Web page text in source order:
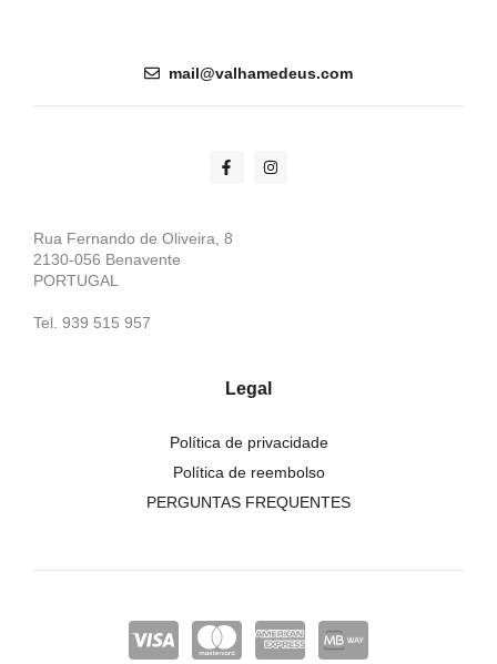
mail@valhamedeus.com
Rua Fernando de Oliveira, 8
2130-056 Benavente
PORTUGAL
Tel. 939 515 957
Legal
Política de privacidade
Política de reembolso
PERGUNTAS FREQUENTES